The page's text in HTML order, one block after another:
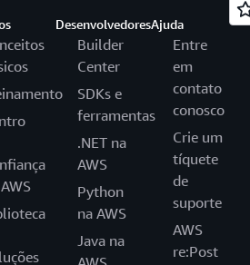
Desenvolvedores
Builder
Center
SDKs e
ferramentas
.NET na
AWS
Python
na AWS
Java na
Ajuda
Entre
em
contato
conosco
Crie um
tíquete
de
suporte
AWS
re:Post